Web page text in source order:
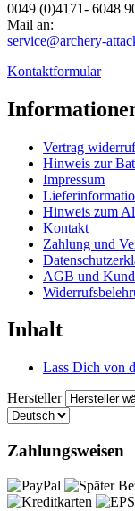
0049 (0)4171- 6048
Mail an:
service@archery-
Kontaktformular
Vertrag
Hinweis zur
Impressum
Hinweis zum
Kontakt
Zahlung und
AGB und
Inhalt
Lass Dich von
Hersteller
Zahlungsweisen